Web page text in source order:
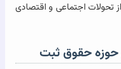
تحولات اجتماعی و اقتصادی
حقوق ثبت